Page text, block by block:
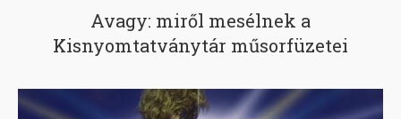
Avagy: miről mesélnek a
Kisnyomtatványtár műsorfüzetei
Image